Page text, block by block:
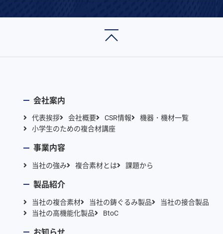
会社案内
代表挨拶 会社概要 CSR情報
機器・機材一覧
小学生のための複合材講座
事業内容
当社の強み 複合素材とは 課題から
製品紹介
当社の複合素材 当社の鋳ぐるみ製品
当社の接合製品
当社の高機能化製品
BtoC
お知らせ